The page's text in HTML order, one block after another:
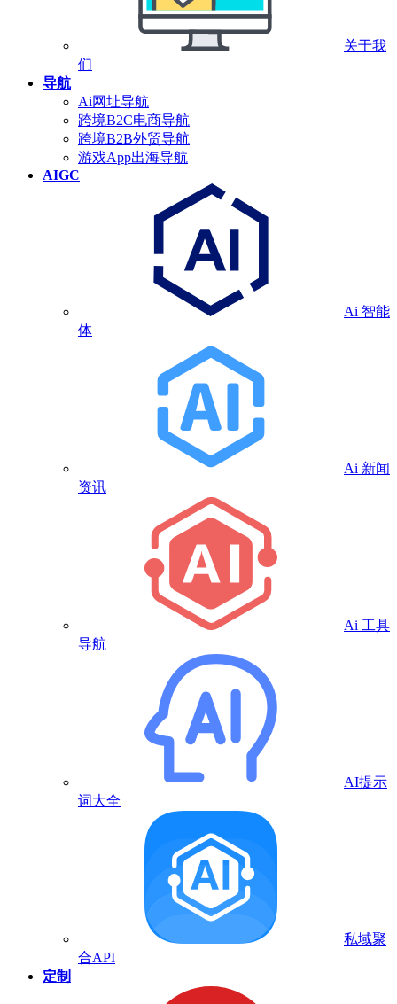
关于我
们
导航
Ai网址导航
跨境B2C电商导航
跨境B2B外贸导航
游戏App出海导航
AIGC
Ai 智能
体
Ai 新闻
资讯
Ai 工具
导航
AI提示
词大全
私域聚
合API
定制